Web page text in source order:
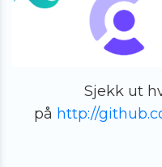
Sjekk ut
på http://